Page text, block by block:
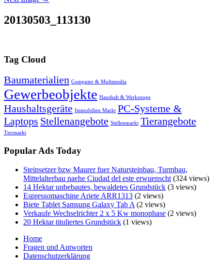
20130503_113130
Tag Cloud
Baumaterialien Computer & Multimedia
Gewerbeobjekte Haushalt & Werkzeuge
Haushaltsgeräte Immobilien Markt PC-Systeme &
Laptops Stellenangebote Stellenmarkt Tierangebote
Tiermarkt
Popular Ads Today
Steinsetzer bzw Maurer fuer Natursteinbau, Turmbau,
Mittelalterbau naehe Ciudad del este erwuenscht (324 views)
14 Hektar unbebautes, bewaldetes Grundstück (3 views)
Espressomaschine Ariete ARR1313 (2 views)
Biete Tablet Samsung Galaxy Tab A (2 views)
Verkaufe Wechselrichter 2 x 5 Kw monophase (2 views)
20 Hektar tituliertes Grundstück (1 views)
Home
Fragen und Antworten
Datenschutzerklärung